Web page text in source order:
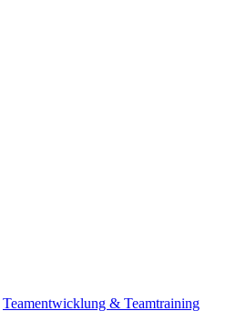
Teamentwicklung & Teamtraining